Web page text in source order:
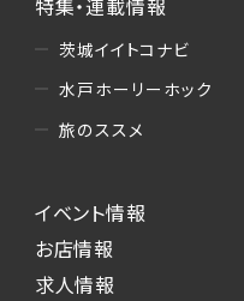
特集・連載情報
茨城イイトコナビ
水戸ホーリーホック
旅のススメ
イベント情報
お店情報
求人情報